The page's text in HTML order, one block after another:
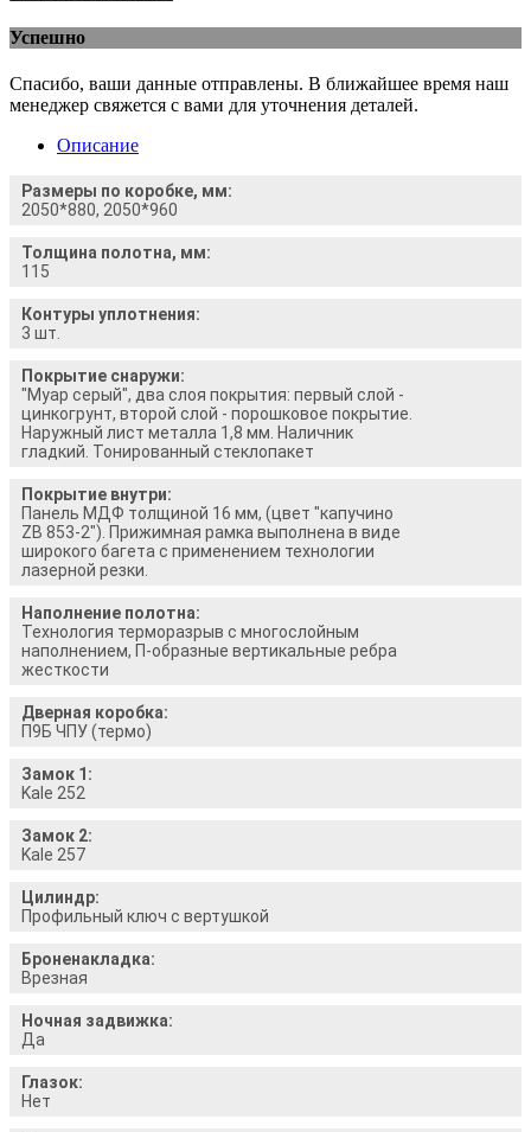
Успешно
Спасибо, ваши данные отправлены. В ближайшее время наш
менеджер свяжется с вами для уточнения деталей.
Описание
Размеры по коробке, мм:
2050*880, 2050*960
Толщина полотна, мм:
115
Контуры уплотнения:
3 шт.
Покрытие снаружи:
"Муар серый", два слоя покрытия: первый слой -
цинкогрунт, второй слой - порошковое покрытие.
Наружный лист металла 1,8 мм. Наличник
гладкий. Тонированный стеклопакет
Покрытие внутри:
Панель МДФ толщиной 16 мм, (цвет "капучино
ZB 853-2"). Прижимная рамка выполнена в виде
широкого багета с применением технологии
лазерной резки.
Наполнение полотна:
Технология терморазрыв с многослойным
наполнением, П-образные вертикальные ребра
жесткости
Дверная коробка:
П9Б ЧПУ (термо)
Замок 1:
Kale 252
Замок 2:
Kale 257
Цилиндр:
Профильный ключ с вертушкой
Броненакладка:
Врезная
Ночная задвижка:
Да
Глазок:
Нет